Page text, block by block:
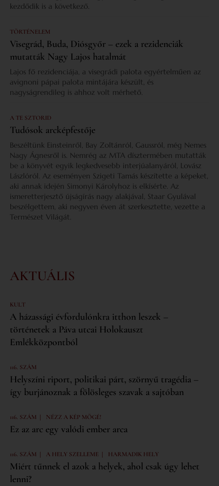
kezdődik is a következő.
TÖRTÉNELEM
Visegrád, Buda, Diósgyőr – ezek a rezidenciák
mutatták Nagy Lajos hatalmát
Lajos fő rezidenciája, a visegrádi palota egyértelműen az
avignoni pápai palota mintájára készült, és
nagyságrendileg is ahhoz volt mérhető.
A TE SZTORID
Tudósok arcképfestője
Beszéltünk Einsteinről, Bay Zoltánról, Gaussról, még Nemes
Nagy Ágnesről is. Nemrég az MTA dísztermében mutatták
be a könyvét egyik legkedvesebb interjúalanyáról, Lovász
Lászlóról. Az eseményen Szigeti Tamás készítette a képeket,
aki annak idején Simonyi Károlyhoz is elkísérte. Az
ismeretterjesztő újságírás nagy alakjával, Staar Gyulával
beszélgettem, aki negyven éven át szerkesztette, vezette a
Természet Világát.
AKTUÁLIS
KULT
A házassági évfordulónkra itthon leszek –
történetek a Páva utcai Holokauszt
Emlékközpontból
116. SZÁM
Helyszíni riport, politikai párt, szörnyű tragédia –
így burjánoznak a fölösleges szavak a sajtóban
116. SZÁM | NÉZZ A KÉP MÖGÉ!
Ez az arc egy valódi ember arca
116. SZÁM | A HELY SZELLEME | HARMADIK HELY
Miért tűnnek el azok a helyek, ahol csak úgy lehet
lenni?